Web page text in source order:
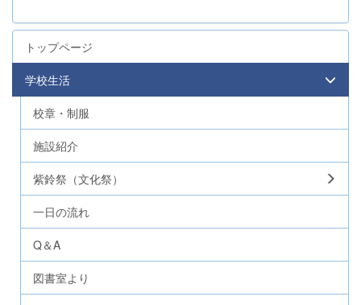
トップページ
学校生活
校章・制服
施設紹介
紫鈴祭（文化祭）
一日の流れ
Q＆A
図書室より